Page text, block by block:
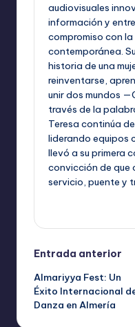
audiovisuales
información y
compromiso con
contemporánea.
historia de una
reinventarse,
unir dos mundos
través de la
Teresa continúa
liderando equipos
llevó a su primera
convicción de que
servicio, puente y
de
entradas
Entrada anterior
Almariyya Fest: Un
Éxito Internacional
Danza en Almería